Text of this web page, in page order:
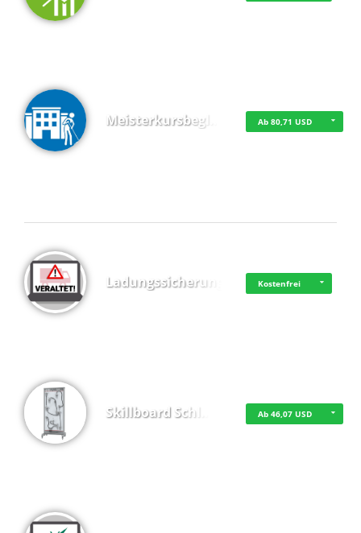
Meisterkursbegl… Ab 80,71 USD
Ladungssicherung Kostenfrei
Skillboard Schl… Ab 46,07 USD